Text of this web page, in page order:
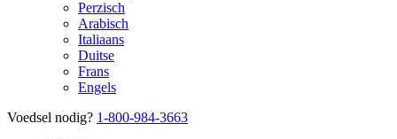
Perzisch
Arabisch
Italiaans
Duitse
Frans
Engels
Voedsel nodig? 1-800-984-3663